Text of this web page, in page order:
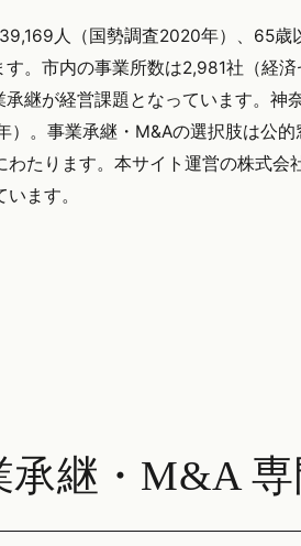
人（国勢調査2020年）、65
。市内の事業所数は2,981社（経
継が経営課題となっています。神
）。事業承継・M&Aの選択肢は公
わたります。本サイト運営の株式
ます。
承継・M&A 専